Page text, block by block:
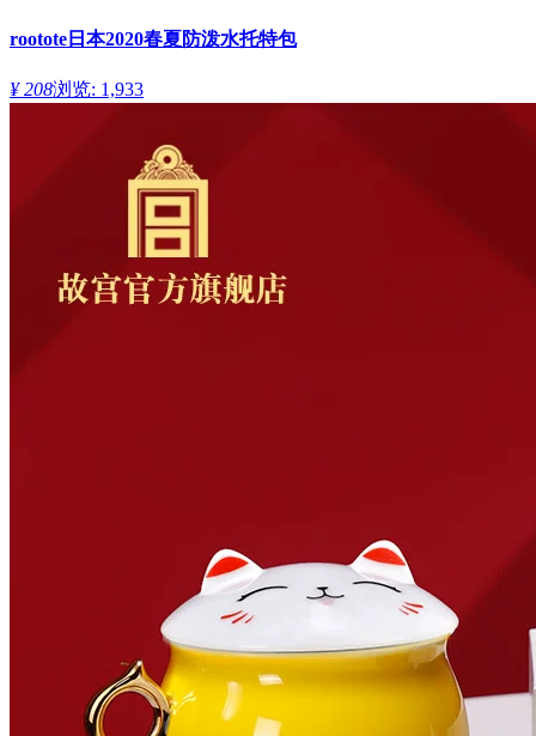
rootote日本2020春夏防泼水托特包
¥ 208浏览: 1,933